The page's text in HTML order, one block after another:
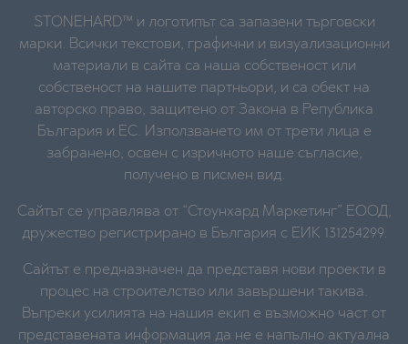
STONEHARD™ и логотипът са запазени търговски
марки. Всички текстови, графични и визуализационни
материали в сайта са наша собственост или
собственост на нашите партньори, и са обект на
авторско право, защитено от Закона в Република
България и ЕС. Използването им от трети лица е
забранено, освен с изричното наше съгласие,
получено в писмен вид.
Сайтът се управлява от “Стоунхард Маркетинг” ЕООД,
дружество регистрирано в България с ЕИК 131254299.
Сайтът е предназначен да представя нови проекти в
процес на строителство или завършени такива.
Въпреки усилията на нашия екип е възможно част от
представената информация да не е напълно актуална